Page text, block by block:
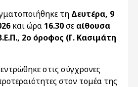
τη Δευτέρα, 9
και ώρα 16.30σε αίθουσα
2ο όροφος (Γ. Κασιμάτη
στις σύγχρονες
στον τομέα της